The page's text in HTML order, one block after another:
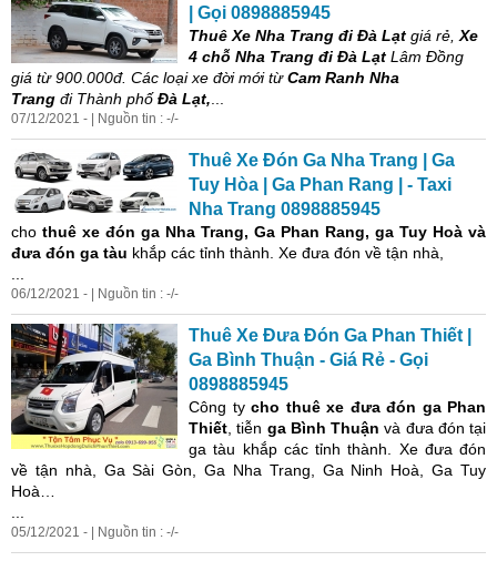
| Gọi 0898885945
Thuê Xe Nha Trang đi Đà Lạt giá rẻ, Xe
4 chỗ Nha Trang đi Đà Lạt Lâm Đồng
giá từ 900.000đ. Các loại xe đời mới từCam Ranh Nha
Trang đi Thành phốĐà Lạt,
07/12/2021 - | Nguồn tin : -/-
Thuê Xe Đón Ga Nha Trang | Ga
Tuy Hòa | Ga Phan Rang | - Taxi
Nha Trang 0898885945
cho thuê xe đón ga Nha Trang, Ga Phan Rang, ga Tuy Hoà và
đưa đón ga tàu khắp các tỉnh thành. Xe đưa đón về tận nhà,
06/12/2021 - | Nguồn tin : -/-
Thuê Xe Đưa Đón Ga Phan Thiết |
Ga Bình Thuận - Giá Rẻ - Gọi
0898885945
Công ty cho thuê xe đưa đón ga Phan
Thiết , tiễn ga Bình Thuận và đưa đón tại
ga tàu khắp các tỉnh thành. Xe đưa đón
về tận nhà, Ga Sài Gòn, Ga Nha Trang, Ga Ninh Hoà, Ga Tuy
Hoà…
05/12/2021 - | Nguồn tin : -/-